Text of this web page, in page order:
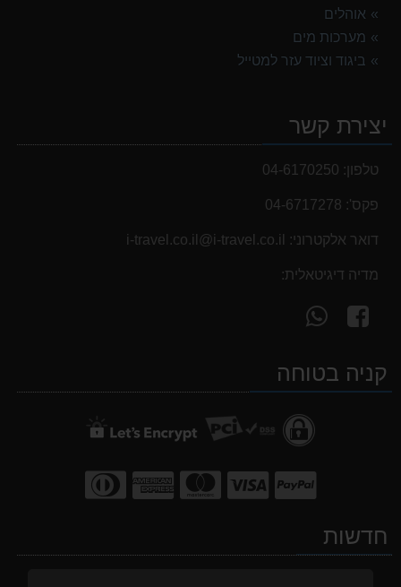
1,299.00 ₪
אוהל משפחתי ל 6 GURO Panorama 6P v2
אוהלים
מערכות מים
ביגוד וציוד עזר למטייל
יצירת קשר
טלפון: 04-6170250
פקס': 04-6717278
דואר אלקטרוני: i-travel.co.il@i-travel.co.il
מדיה דיגיטאלית:
עקוב
אחרינו
facebook
WhatsAppקניה בטוחה
חדשות